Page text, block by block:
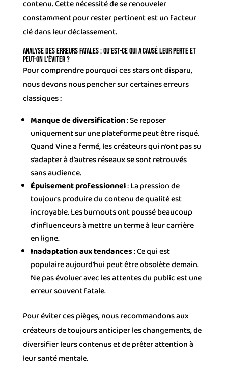
contenu. Cette nécessité de se renouveler
constamment pour rester pertinent est un facteur
clé dans leur déclassement.
Analyse des erreurs fatales : Qu’est-ce qui a causé leur perte et
peut-on l’éviter ?
Pour comprendre pourquoi ces stars ont disparu,
nous devons nous pencher sur certaines erreurs
classiques :
Manque de diversification: Se reposer
uniquement sur une plateforme peut être risqué.
Quand Vine a fermé, les créateurs qui n’ont pas su
s’adapter à d’autres réseaux se sont retrouvés
sans audience.
Épuisement professionnel: La pression de
toujours produire du contenu de qualité est
incroyable. Les burnouts ont poussé beaucoup
d’influenceurs à mettre un terme à leur carrière
en ligne.
Inadaptation aux tendances: Ce qui est
populaire aujourd’hui peut être obsolète demain.
Ne pas évoluer avec les attentes du public est une
erreur souvent fatale.
Pour éviter ces pièges, nous recommandons aux
créateurs de toujours anticiper les changements, de
diversifier leurs contenus et de prêter attention à
leur santé mentale.